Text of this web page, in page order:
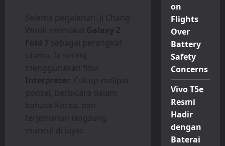
Selama perjalanan, Ji Chang
Wook memakai Galaxy Z
Fold 7 sebagai perangkat
utama. Ia sering
menggunakan fitur
Interpreter. Cukup melipat
ponsel, berbicara dalam
bahasa Korea, dan
terjemahan langsung
muncul di layar.
on
Flights
Over
Battery
Safety
Concerns
Vivo T5e
Resmi
Hadir
dengan
Baterai